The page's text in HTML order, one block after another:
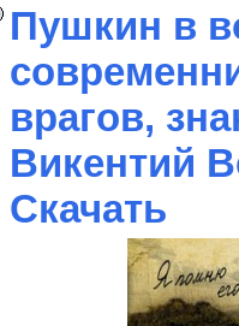
Пушкин в
врагов,
Викентий
Скачать